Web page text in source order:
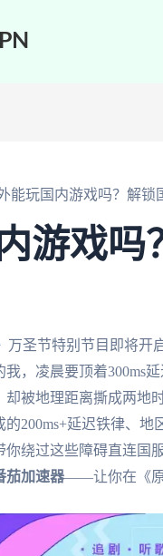
能玩国内游戏吗？解锁
游戏吗
万圣节特别节目即将
，凌晨要顶着300ms
被地理距离撕成两地
200ms+延迟铁律、
绕过这些障碍直连国
茄加速器——让你在《原